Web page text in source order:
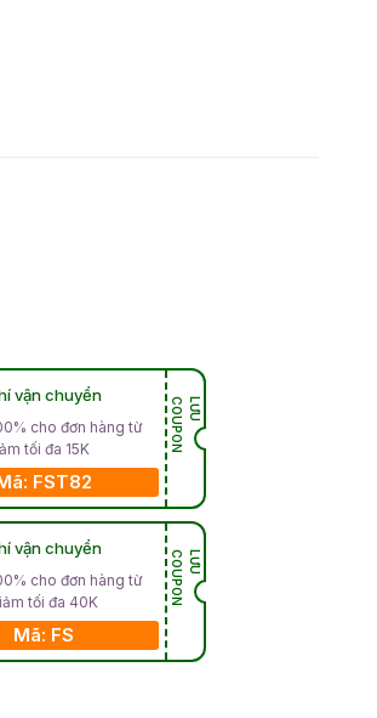
vận chuyển
cho đơn hàng từ
tối đa 15K
FST82
L
Ư
U
C
O
U
P
O
N
vận chuyển
cho đơn hàng từ
tối đa 40K
Mã: FS
L
Ư
U
C
O
U
P
O
N